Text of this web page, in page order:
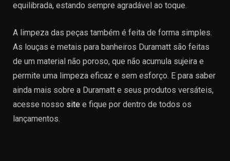
equilibrada, estando sempre agradável ao toque.
A limpeza das peças também é feita de forma simples.
As louças e metais para banheiros Duramatt são feitas
de um material não poroso, que não acumula sujeira e
permite uma limpeza eficaz e sem esforço. E para saber
ainda mais sobre a Duramatt e seus produtos versáteis,
acesse nosso site e fique por dentro de todos os
lançamentos.